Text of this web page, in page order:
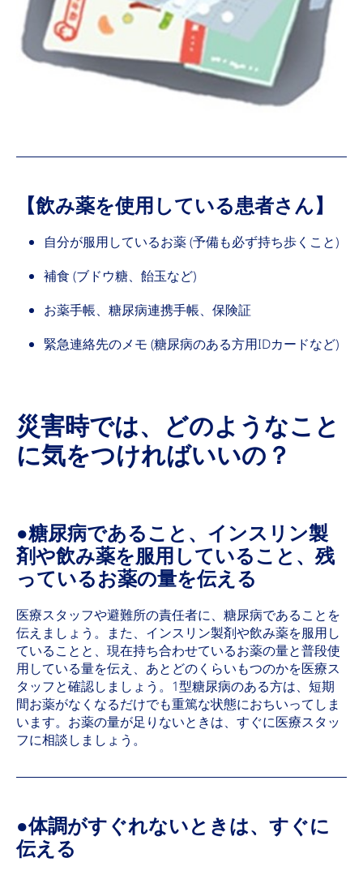
【飲み薬を使用している患者さん】
自分が服用しているお薬 (予備も必ず持ち歩くこと)
補食 (ブドウ糖、飴玉など)
お薬手帳、糖尿病連携手帳、保険証
緊急連絡先のメモ (糖尿病のある方用IDカードなど)
災害時では、どのようなこと
に気をつければいいの？
●糖尿病であること、インスリン製
剤や飲み薬を服用していること、残
っているお薬の量を伝える
医療スタッフや避難所の責任者に、糖尿病であることを
伝えましょう。また、インスリン製剤や飲み薬を服用し
ていることと、現在持ち合わせているお薬の量と普段使
用している量を伝え、あとどのくらいもつのかを医療ス
タッフと確認しましょう。1型糖尿病のある方は、短期
間お薬がなくなるだけでも重篤な状態におちいってしま
います。お薬の量が足りないときは、すぐに医療スタッ
フに相談しましょう。
●体調がすぐれないときは、すぐに
伝える